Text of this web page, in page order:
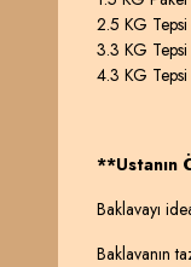
2.5 KG
3.3 KG
4.3 KG
**Ustanın
Baklavayı
Baklavanın